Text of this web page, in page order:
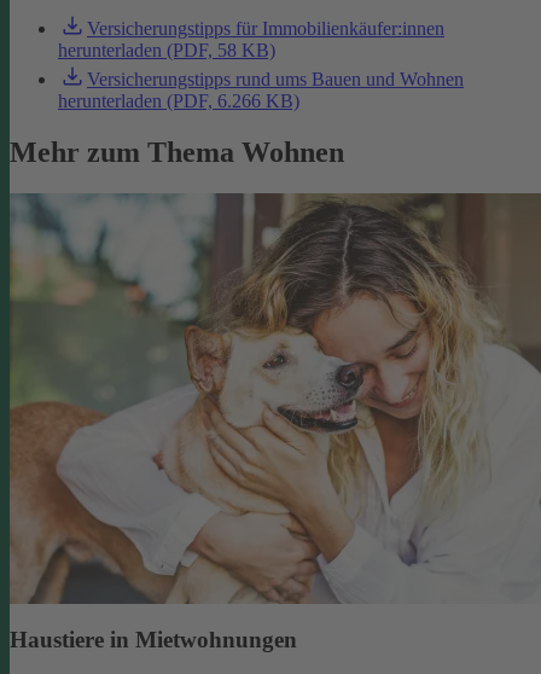
Versicherungstipps für Immobilienkäufer:innen
herunterladen (PDF, 58 KB)
Versicherungstipps rund ums Bauen und Wohnen
herunterladen (PDF, 6.266 KB)
Mehr zum Thema Wohnen
Haustiere in Mietwohnungen